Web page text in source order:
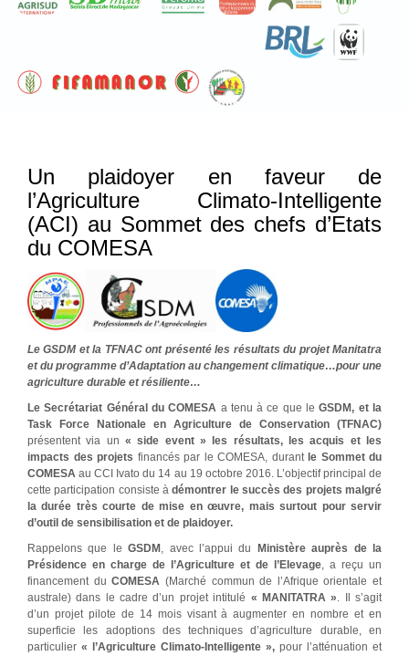
Un plaidoyer en faveur de
l’Agriculture Climato-Intelligente
(ACI) au Sommet des chefs d’Etats
du COMESA
Le GSDM et la TFNAC ont présenté les résultats du projet Manitatra
et du programme d’Adaptation au changement climatique…pour une
agriculture durable et résiliente…
Le Secrétariat Général du COMESA a tenu à ce que leGSDM, et la
Task Force Nationale en Agriculture de Conservation (TFNAC)
présentent via un « side event » les résultats, les acquis et les
impacts des projets financés par le COMESA, durant le Sommet du
COMESA au CCI Ivato du 14 au 19 octobre 2016. L’objectif principal de
cette participation consiste àdémontrer le succès des projets malgré
la durée très courte de mise en œuvre, mais surtout pour servir
d’outil de sensibilisation et de plaidoyer.
Rappelons que leGSDM , avec l’appui du
Ministère auprès de la
Présidence en charge de l’Agriculture et de l’Elevage, a reçu un
financement duCOMESA (Marché commun de l’Afrique orientale et
australe) dans le cadre d’un projet intitulé « MANITATRA ». Il s’agit
d’un projet pilote de 14 mois visant à augmenter en nombre et en
superficie les adoptions des techniques d’agriculture durable, en
particulier « l’Agriculture Climato-Intelligente », pour l’atténuation et